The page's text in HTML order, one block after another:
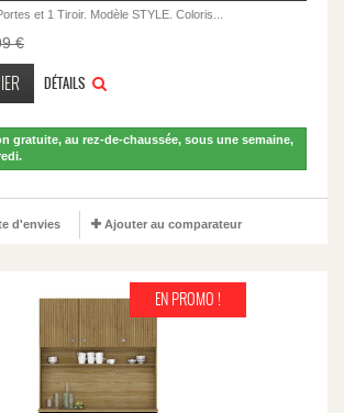
et 1 Tiroir. Modèle STYLE. Coloris...
€
DÉTAILS
gratuite, au rez-de-chaussée, sous une semaine,
d'envies Ajouter au comparateur
EN PROMO !